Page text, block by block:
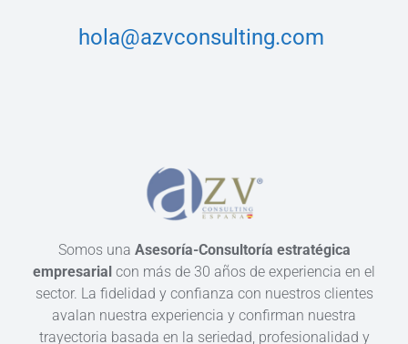
hola@azvconsulting.com
Somos una Asesoría-Consultoría estratégica
empresarial con más de 30 años de experiencia en el
sector. La fidelidad y confianza con nuestros clientes
avalan nuestra experiencia y confirman nuestra
trayectoria basada en la seriedad, profesionalidad y